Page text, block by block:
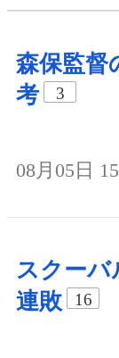
森保監督
考
3
08月05日
スクーバ
連敗
16